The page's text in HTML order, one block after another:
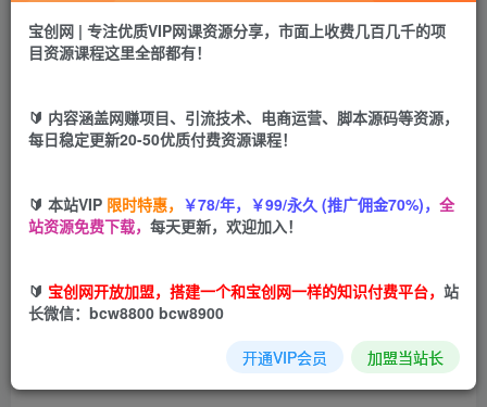
宝币9.9 宝币 19.9
立即购买
抖音怎么做定位
宝创网 | 专注优质VIP网课资源分享，市面上收费几百几千的项
目资源课程这里全部都有！
🔰 内容涵盖网赚项目、引流技术、电商运营、脚本源码等资源，
每日稳定更新20-50优质付费资源课程！
🔰 本站VIP 限时特惠， ￥78/年，￥99/永久 (推广佣金70%)， 全
站资源免费下载， 每天更新，欢迎加入！
🔰 宝创网开放加盟，搭建一个和宝创网一样的知识付费平台， 站
长微信：bcw8800 bcw8900
开通VIP会员 加盟当站长